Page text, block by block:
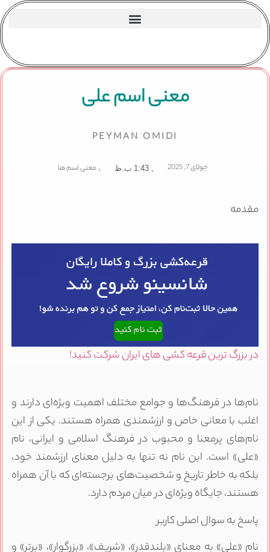
معنی اسم علی
PEYMAN OMIDI
جولای 7, 2025 1:43 ب.ظ , معنی اسم ها
مقدمه
در بزرگ ترین قرعه کشی های ایران شرکت کنید!
نام‌ها در فرهنگ‌ها و جوامع مختلف اهمیت ویژه‌ای دارند و
اغلب با معانی خاص و ارزشمندی همراه هستند. یکی از این
نام‌های پرمعنا و محبوب در فرهنگ اسلامی و ایرانی، نام
«علی» است. این نام نه تنها به دلیل معنای ارزشمند خود،
بلکه به خاطر تاریخ و شخصیت‌های برجسته‌ای که با آن همراه
هستند، جایگاه ویژه‌ای در میان مردم دارد.
پاسخ به سوال اصلی کاربر
نام «علی» به معنای «بلندقدر»، «شریف»، «بزرگوار»، «برتر» و